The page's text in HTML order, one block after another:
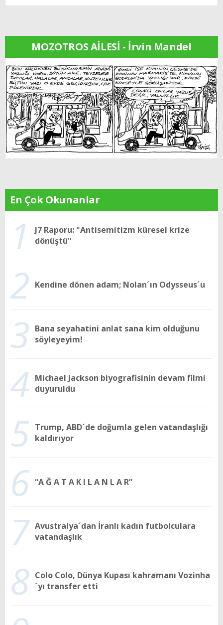
MOZOTROS AİLESİ - İrvin Mandel
En Çok Okunanlar
1
J7 Raporu: "Antisemitizm küresel krize
dönüştü"
2 Kendine dönen adam; Nolan´ın Odysseus´u
3 Bana seyahatini anlat sana kim olduğunu
söyleyeyim!
4 Michael Jackson biyografisinin devam filmi
duyuruldu
5 Trump, ABD´de doğumla gelen vatandaşlığı
kaldırıyor
6 “A Ğ A T A K I L A N L A R”
7 Avustralya´dan İranlı kadın futbolculara
vatandaşlık
8 Colo Colo, Dünya Kupası kahramanı Vozinha
´yı transfer etti